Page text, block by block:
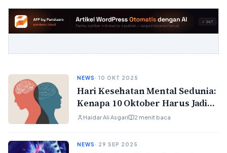
NEWS· 10 OKT 2025
Hari Kesehatan Mental Sedunia:
Kenapa 10 Oktober Harus Jadi
Hari Peduli untuk Semua
Haidar Ali Asgari 2 menit baca
NEWS· 29 SEP 2025